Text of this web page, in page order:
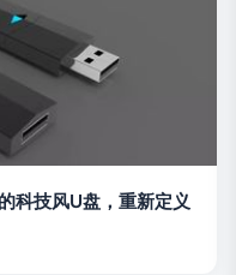
科技风U盘，重新定义